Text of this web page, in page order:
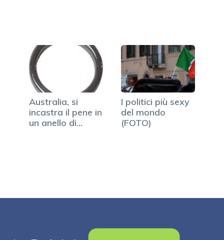
Australia, si
incastra il pene in
un anello di…
I politici più sexy
del mondo
(FOTO)